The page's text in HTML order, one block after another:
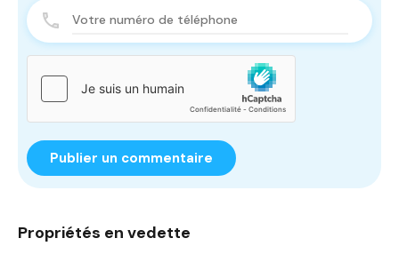
Propriétés en vedette